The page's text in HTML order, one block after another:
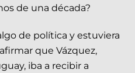
de una década?
de política y estuviera
que Vázquez,
iba a recibir a